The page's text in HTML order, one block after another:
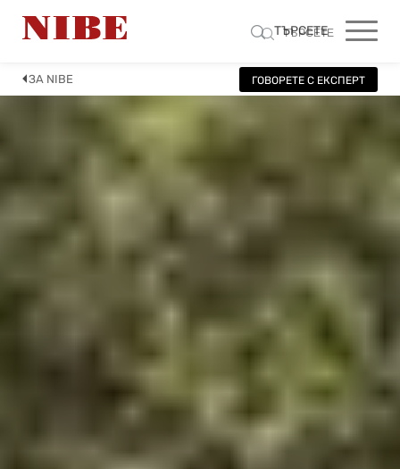
ТЪРСЕТЕ
ТЪРСЕТЕ
ЗА NIBE ГОВОРЕТЕ С ЕКСПЕРТ